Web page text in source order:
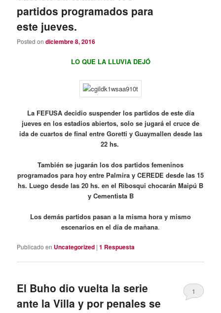
partidos programados para
este jueves.
Posted ondiciembre 8, 2016
LO QUE LA LLUVIA DEJÓ
La FEFUSA decidio suspender los partidos de este día
jueves en los estadios abiertos, solo se jugará el cruce de
ida de cuartos de final entre Goretti y Guaymallen desde las
22 hs.
También se jugarán los dos partidos femeninos
programados para hoy entre Palmira y CEREDE desde las 15
hs. Luego desde las 20 hs. en el Ribosqui chocarán Maipú B
y Cementista B
Los demás partidos pasan a la misma hora y mismo
escenarios en el día de mañana.
Publicado en Uncategorized |1 Respuesta
El Buho dio vuelta la serie
ante la Villa y por penales se
1